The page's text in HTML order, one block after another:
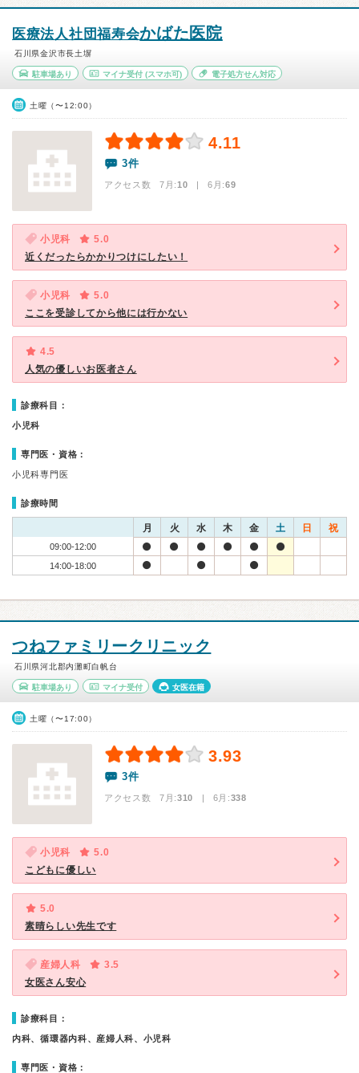
医療法人社団福寿会かばた医院
石川県金沢市長土塀
駐車場あり マイナ受付(スマホ可) 電子処方せん対応
土曜（〜12:00）
4.11
3件
アクセス数 7月:10 | 6月:69
小児科
5.0
近くだったらかかりつけにしたい！
小児科
5.0
ここを受診してから他には行かない
4.5
人気の優しいお医者さん
診療科目：
小児科
専門医・資格：
小児科専門医
診療時間
月 火 水 木 金 土 日 祝
09:00-12:00
14:00-18:00
つねファミリークリニック
石川県河北郡内灘町白帆台
駐車場あり マイナ受付 女医在籍
土曜（〜17:00）
3.93
3件
アクセス数 7月:310 | 6月:338
小児科
5.0
こどもに優しい
5.0
素晴らしい先生です
産婦人科
3.5
女医さん安心
診療科目：
内科、循環器内科、産婦人科、小児科
専門医・資格：